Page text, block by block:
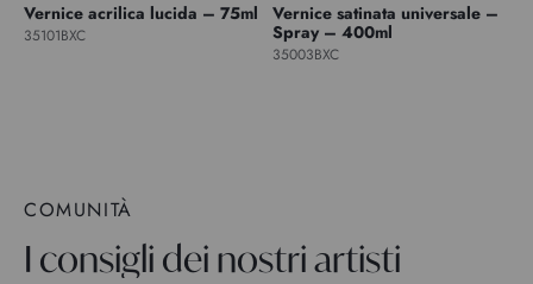
Vernice acrilica lucida – 75ml
35101BXC
Vernice satinata universale –
Spray – 400ml
35003BXC
COMUNITÀ
I consigli dei nostri artisti